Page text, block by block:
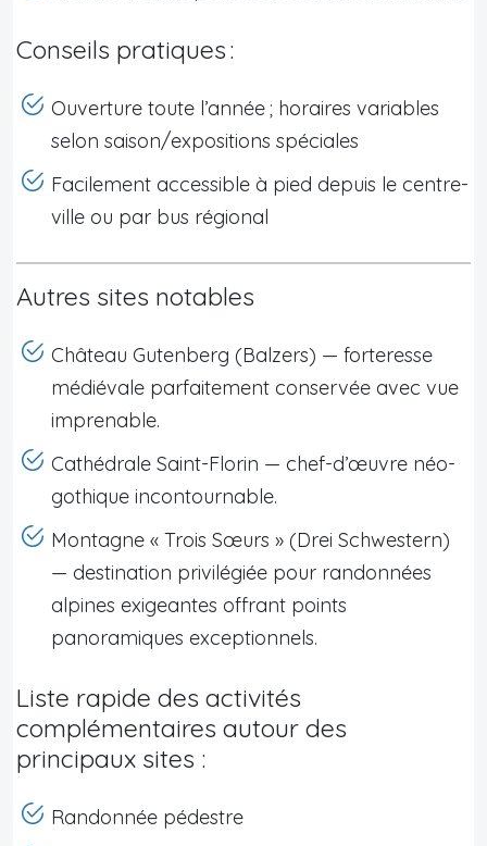
Conseils pratiques :
Ouverture toute l’année ; horaires variables
selon saison/expositions spéciales
Facilement accessible à pied depuis le centre-
ville ou par bus régional
Autres sites notables
Château Gutenberg (Balzers) — forteresse
médiévale parfaitement conservée avec vue
imprenable.
Cathédrale Saint-Florin — chef-d’œuvre néo-
gothique incontournable.
Montagne « Trois Sœurs » (Drei Schwestern)
— destination privilégiée pour randonnées
alpines exigeantes offrant points
panoramiques exceptionnels.
Liste rapide des activités
complémentaires autour des
principaux sites :
Randonnée pédestre